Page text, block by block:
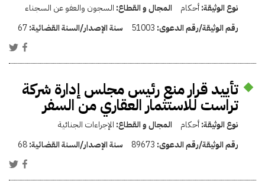
نوع الوثيقة:أحكام المجال و القطاع: السجون والعفو عن السجناء
رقم الوثيقة/رقم الدعوى: 51003 سنة الإصدار/السنة القضائية:67
تأييد قرار منع رئيس مجلس إدارة شركة
تراست للاستثمار العقاري من السفر
نوع الوثيقة:أحكام المجال و القطاع: الإجراءات الجنائية
رقم الوثيقة/رقم الدعوى: 89673 سنة الإصدار/السنة القضائية:68